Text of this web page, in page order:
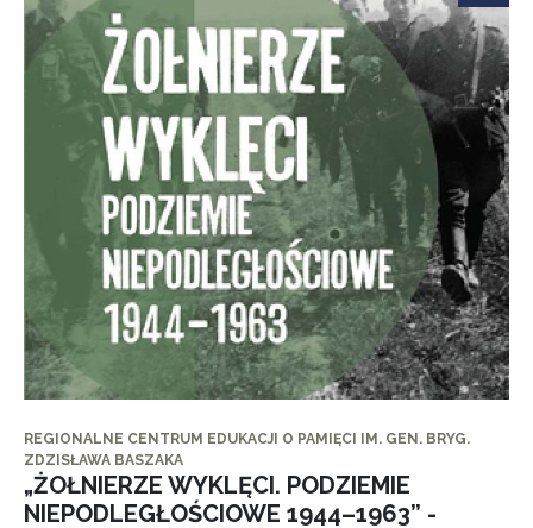
REGIONALNE CENTRUM EDUKACJI O PAMIĘCI IM. GEN. BRYG.
ZDZISŁAWA BASZAKA
„ŻOŁNIERZE WYKLĘCI. PODZIEMIE
NIEPODLEGŁOŚCIOWE 1944–1963” -